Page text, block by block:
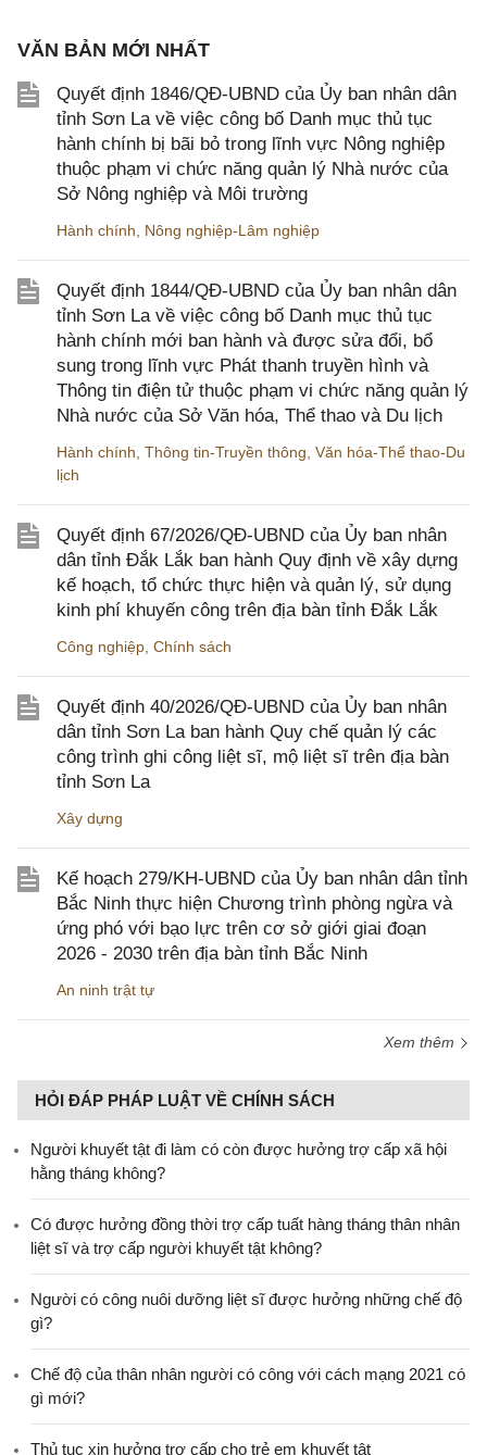
VĂN BẢN MỚI NHẤT
Quyết định 1846/QĐ-UBND của Ủy ban nhân dân
tỉnh Sơn La về việc công bố Danh mục thủ tục
hành chính bị bãi bỏ trong lĩnh vực Nông nghiệp
thuộc phạm vi chức năng quản lý Nhà nước của
Sở Nông nghiệp và Môi trường
Hành chính Nông nghiệp-Lâm nghiệp
Quyết định 1844/QĐ-UBND của Ủy ban nhân dân
tỉnh Sơn La về việc công bố Danh mục thủ tục
hành chính mới ban hành và được sửa đổi, bổ
sung trong lĩnh vực Phát thanh truyền hình và
Thông tin điện tử thuộc phạm vi chức năng quản lý
Nhà nước của Sở Văn hóa, Thể thao và Du lịch
Hành chính Thông tin-Truyền thông Văn hóa-Thể thao-Du
lịch
Quyết định 67/2026/QĐ-UBND của Ủy ban nhân
dân tỉnh Đắk Lắk ban hành Quy định về xây dựng
kế hoạch, tổ chức thực hiện và quản lý, sử dụng
kinh phí khuyến công trên địa bàn tỉnh Đắk Lắk
Công nghiệp Chính sách
Quyết định 40/2026/QĐ-UBND của Ủy ban nhân
dân tỉnh Sơn La ban hành Quy chế quản lý các
công trình ghi công liệt sĩ, mộ liệt sĩ trên địa bàn
tỉnh Sơn La
Xây dựng
Kế hoạch 279/KH-UBND của Ủy ban nhân dân tỉnh
Bắc Ninh thực hiện Chương trình phòng ngừa và
ứng phó với bạo lực trên cơ sở giới giai đoạn
2026 - 2030 trên địa bàn tỉnh Bắc Ninh
An ninh trật tự
Xem thêm
HỎI ĐÁP PHÁP LUẬT VỀ CHÍNH SÁCH
Người khuyết tật đi làm có còn được hưởng trợ cấp xã hội
hằng tháng không?
​Có được hưởng đồng thời trợ cấp tuất hàng tháng thân nhân
liệt sĩ và trợ cấp người khuyết tật không?
Người có công nuôi dưỡng liệt sĩ được hưởng những chế độ
gì?
Chế độ của thân nhân người có công với cách mạng 2021 có
gì mới?
Thủ tục xin hưởng trợ cấp cho trẻ em khuyết tật